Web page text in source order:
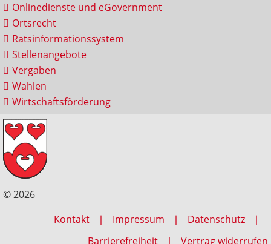
Onlinedienste und eGovernment
Ortsrecht
Ratsinformationssystem
Stellenangebote
Vergaben
Wahlen
Wirtschaftsförderung
© 2026
Kontakt
Impressum
Datenschutz
Barrierefreiheit
Vertrag widerrufen